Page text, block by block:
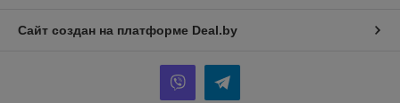
Сайт создан на платформе Deal.by